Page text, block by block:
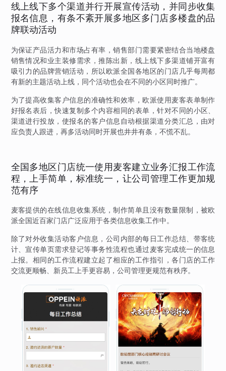
线上线下多个渠道并行开展宣传活动，并同步收集
报名信息，有条不紊开展多地区多门店多楼盘的品
牌联动活动
为保证产品活力和市场占有率，销售部门需要紧密结合当地楼盘
销售情况和业主装修需求，推陈出新，线上线下多渠道铺开富有
吸引力的品牌营销活动，所以欧派全国各地区的门店几乎每周都
有新的主题活动上线，同个活动也会在不同的小区同时推广。
为了提高收集客户信息的准确性和效率，欧派使用麦客表单制作
好报名表后，快速复制多个内容相同的表单，针对不同的小区、
渠道进行投放，使报名的客户信息自动根据渠道分类汇总，由对
应负责人跟进，再多活动同时开展也井井有条，不慌不乱。
全国多地区门店统一使用麦客建立业务汇报工作流
程，上手简单，标准统一，让公司管理工作更加规
范有序
麦客提供的在线信息收集系统，制作简单且没有数量限制，被欧
派全国近百家门店广泛应用于各类信息收集工作中。
除了对外收集活动客户信息，公司内部的每日工作总结、带客统
计、宣传单页需求登记等事务性流程也通过麦客完成统一的信息
上报。相同的工作流程建立起了相应的工作指引，各门店的工作
交流更顺畅、新员工上手更容易，公司管理更规范有秩序。